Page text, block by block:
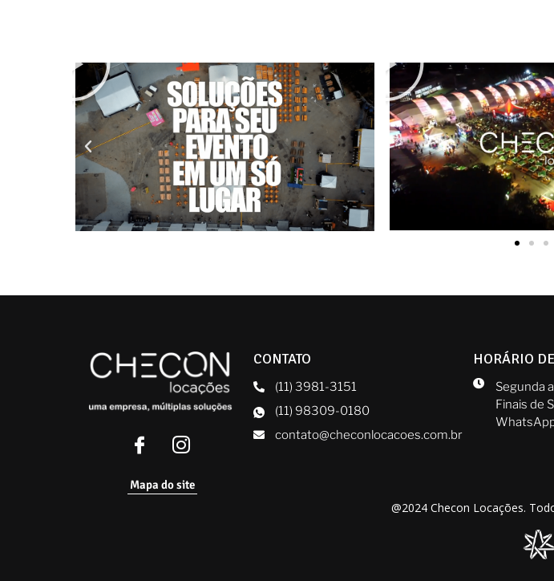
Mapa do site
CONTATO
(11) 3981-3151
(11) 98309-0180
contato@checonlocacoes.com.br
HORÁRIO
Segunda
Finais de
@2024 Checon Locações.